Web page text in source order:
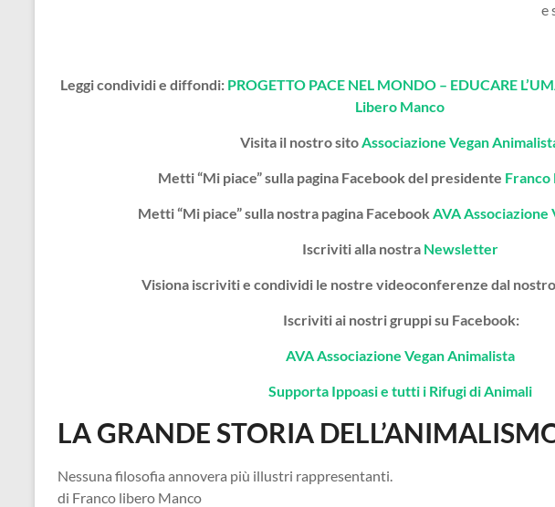
e
Leggi condividi e diffondi: PROGETTO PACE NEL MONDO – EDUCARE
Libero Manco
Visita il nostro sitoAssociazione Vegan
Metti “Mi piace” sulla pagina Facebook del presidente Franco
Metti “Mi piace” sulla nostra pagina Facebook AVA Associazione
Iscriviti alla nostraNewsletter
Visiona iscriviti e condividi le nostre videoconferenze dal
Iscriviti ai nostri gruppi su Facebook:
AVA Associazione Vegan Animalista
Supporta Ippoasi e tutti i Rifugi di Animali
LA GRANDE STORIA
Nessuna filosofia annovera più illustri rappresentanti.
di Franco libero Manco